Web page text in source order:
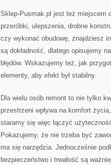
Sklep-Pusmak.pl jest też miejscem
przeróbki, ulepszenia, drobne
czy wykonać obudowę, znajdziesz
są dokładność, dlatego opisujemy
błędów. Wskazujemy też, jak
elementy, aby efekt był stabilny.
Dla wielu osób remont to nie tylko
przestrzeni wpływa na komfort
staramy się więc łączyć
Pokazujemy, że nie trzeba być
ma się narzędzia. Jednocześnie
bezpieczeństwo i trwałość są